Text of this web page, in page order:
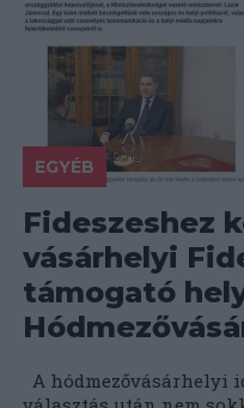
EGYÉB
Fideszeshez
vásárhelyi
támogató
A hódmezővásárhelyi